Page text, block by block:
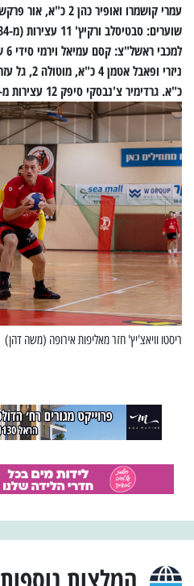
כ"א. גרדימיר צ'נבסקי סיפק 12 עצירות מ-36.
ריסטו וויאצ'יץ' חזר מאליפות אירופה (משה דהן)